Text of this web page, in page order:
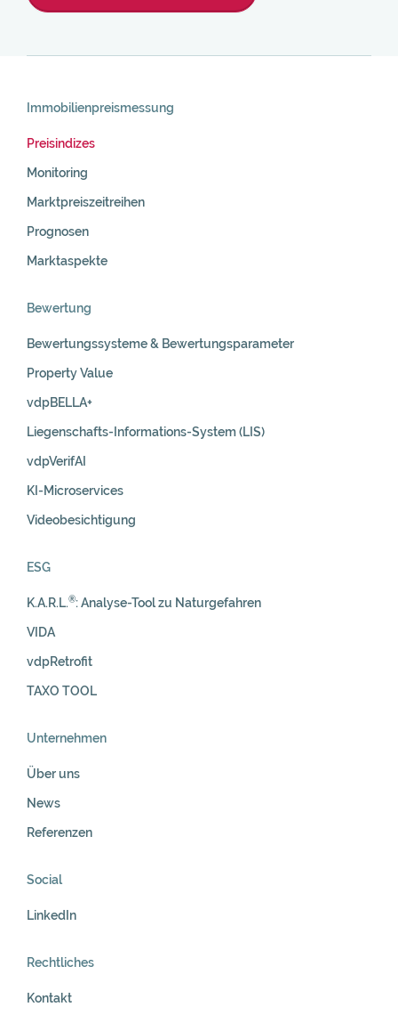
Navigation
Immobilienpreis­messung
Preisindizes
Monitoring
Marktpreiszeitreihen
Prognosen
Marktaspekte
Bewertung
Bewertungssysteme & Bewertungsparameter
Property Value
vdpBELLA+
Liegenschafts-Informations-System (LIS)
vdpVerifAI
KI-Microservices
Videobesichtigung
ESG
K.A.R.L.®: Analyse-Tool zu Naturgefahren
VIDA
vdpRetrofit
TAXO TOOL
Unternehmen
Über uns
News
Referenzen
Social
LinkedIn
Rechtliches
Kontakt